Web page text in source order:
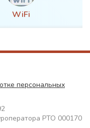
WiFi
персональных
РТО 000170